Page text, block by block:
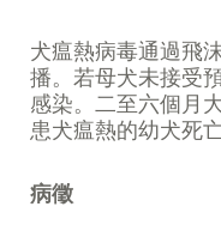
犬瘟熱病毒通過飛
播。若母犬未接受
感染。二至六個月
患犬瘟熱的幼犬死
病徵